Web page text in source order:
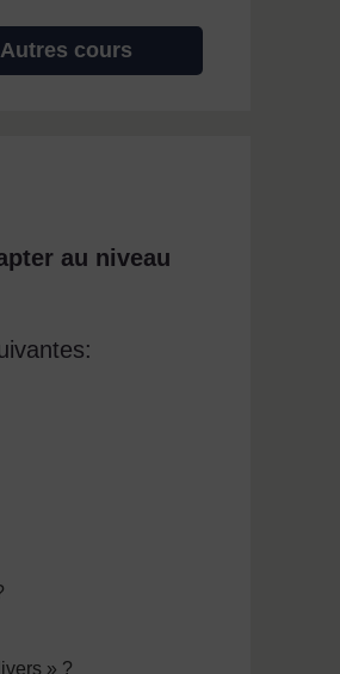
Autres cours
au niveau
» ?